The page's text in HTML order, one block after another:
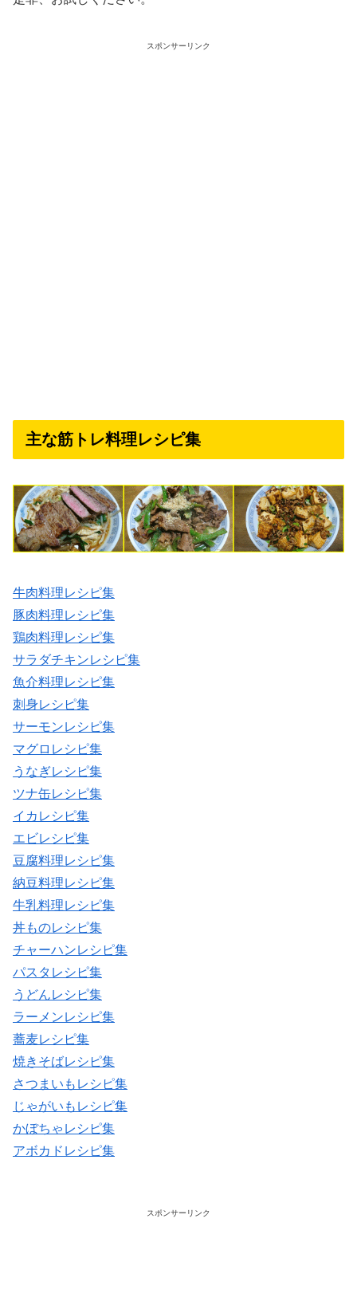
スポンサーリンク
主な筋トレ料理レシピ集
牛肉料理レシピ集
豚肉料理レシピ集
鶏肉料理レシピ集
サラダチキンレシピ集
魚介料理レシピ集
刺身レシピ集
サーモンレシピ集
マグロレシピ集
うなぎレシピ集
ツナ缶レシピ集
イカレシピ集
エビレシピ集
豆腐料理レシピ集
納豆料理レシピ集
牛乳料理レシピ集
丼ものレシピ集
チャーハンレシピ集
パスタレシピ集
うどんレシピ集
ラーメンレシピ集
蕎麦レシピ集
焼きそばレシピ集
さつまいもレシピ集
じゃがいもレシピ集
かぼちゃレシピ集
アボカドレシピ集
スポンサーリンク